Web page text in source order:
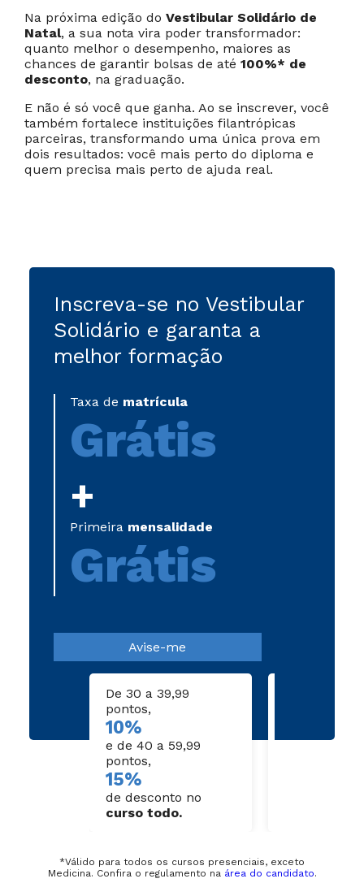
Na próxima edição do Vestibular Solidário de
Natal, a sua nota vira poder transformador:
quanto melhor o desempenho, maiores as
chances de garantir bolsas de até 100%* de
desconto, na graduação.
E não é só você que ganha. Ao se inscrever, você
também fortalece instituições filantrópicas
parceiras, transformando uma única prova em
dois resultados: você mais perto do diploma e
quem precisa mais perto de ajuda real.
Inscreva-se no Vestibular
Solidário e garanta a
melhor formação
Taxa de matrícula
Grátis
+
Primeira mensalidade
Grátis
Avise-me
De 30 a 39,99
pontos,
10%
e de 40 a 59,99
pontos,
15%
de desconto no
curso todo.
*Válido para todos os cursos presenciais, exceto
Medicina. Confira o regulamento na área do candidato.
Cancelar Próximo